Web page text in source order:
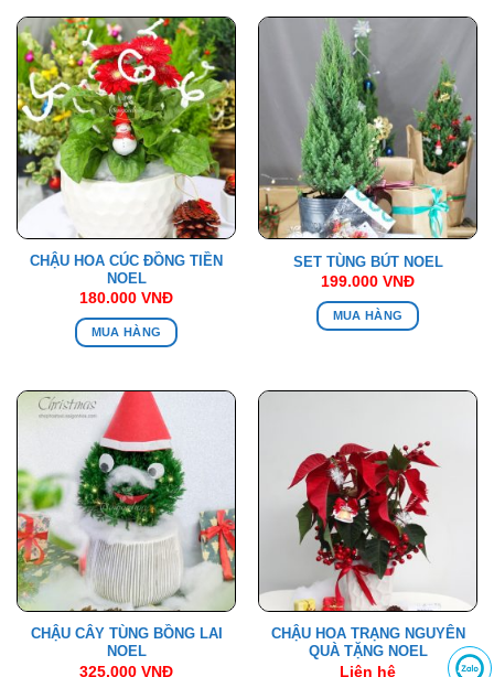
CHẬU HOA CÚC ĐỒNG TIỀN
NOEL
180.000 VNĐ
MUA HÀNG
SET TÙNG BÚT NOEL
199.000 VNĐ
MUA HÀNG
CHẬU CÂY TÙNG BỒNG LAI
NOEL
325.000 VNĐ
CHẬU HOA TRẠNG NGUYÊN
QUÀ TẶNG NOEL
Liên hệ